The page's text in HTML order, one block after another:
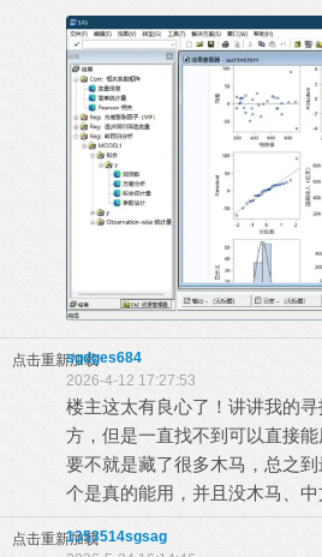
点击重新加载sgdges684
2026-4-12 17:27:53
楼主这太有良心了！讲讲我的
方，但是一直找不到可以直接
要不就是藏了很多木马，总之
个是真的能用，并且没木马、中
点击重新加载1353514sgsag